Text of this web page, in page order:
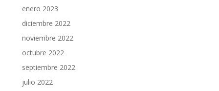
enero 2023
diciembre 2022
noviembre 2022
octubre 2022
septiembre 2022
julio 2022